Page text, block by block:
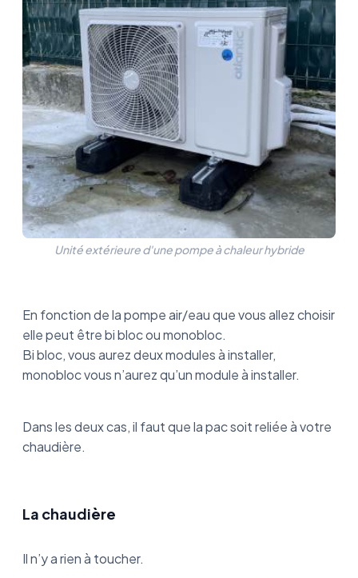
Unité extérieure d'une pompe à chaleur hybride
En fonction de la pompe air/eau que vous allez choisir
elle peut être bi bloc ou monobloc.
Bi bloc, vous aurez deux modules à installer,
monobloc vous n’aurez qu’un module à installer.
Dans les deux cas, il faut que la pac soit reliée à votre
chaudière.
La chaudière
Il n’y a rien à toucher.